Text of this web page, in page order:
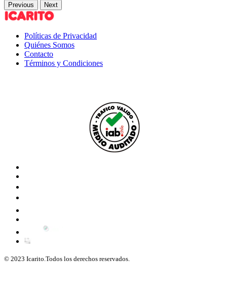
Previous Next
Políticas de Privacidad
Quiénes Somos
Contacto
Términos y Condiciones
© 2023 Icarito.Todos los derechos reservados.